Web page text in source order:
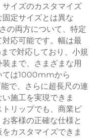
イズのカスタマイズ
定サイズとは異な
の両方について、特定
応可能です。幅は最
対応しており、小規
まで、さまざまな用
ては1000mmから
で、さらに超長尺の連
施工を実現できま
リップでも、商業ビ
客様の正確な仕様と
カスタマイズできま